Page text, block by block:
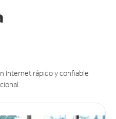
Internet rápido y confiable